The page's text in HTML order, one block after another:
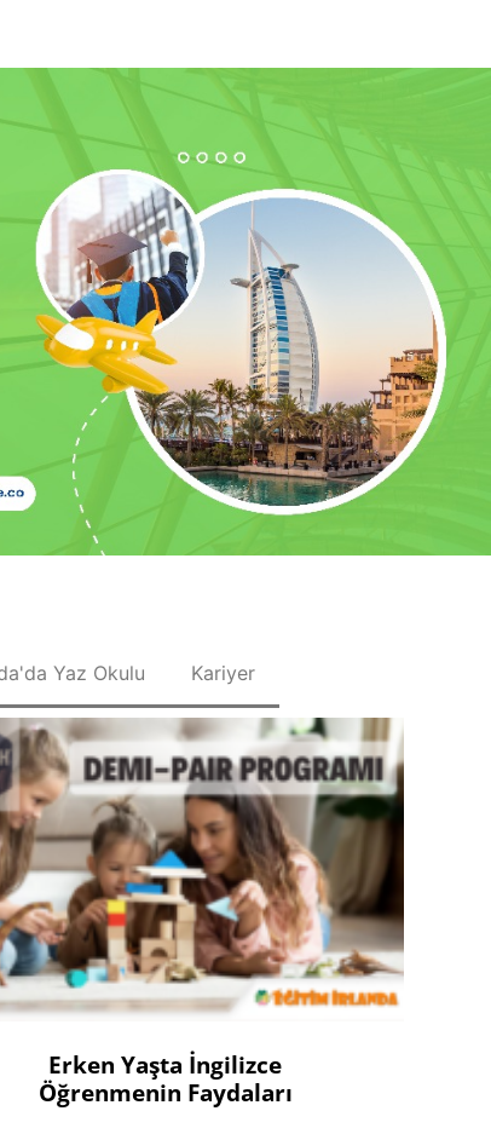
Yaz Okulu Kariyer
Erken Yaşta İngilizce
Öğrenmenin Faydaları